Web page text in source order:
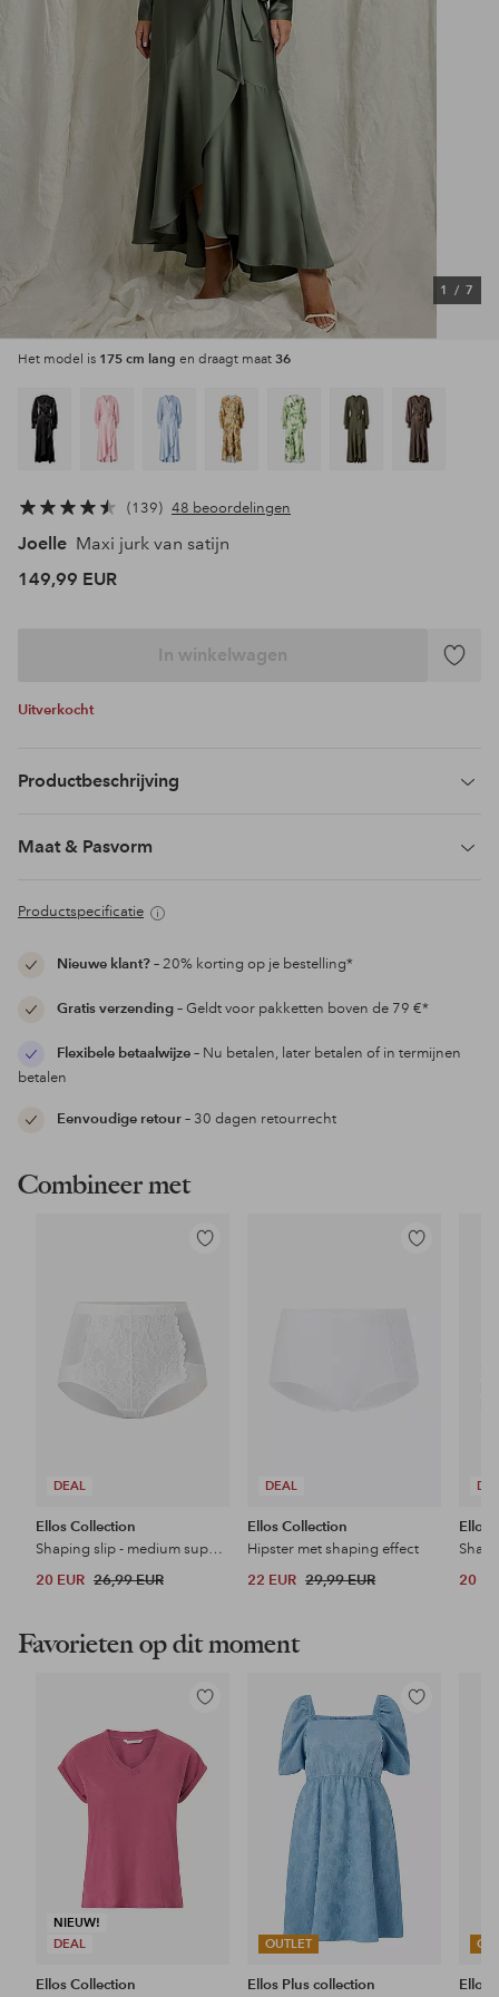
1 / 7
Het model is 175 cm lang en draagt maat 36
139 48 beoordelingen
Joelle Maxi jurk van satijn
149,99 EUR
In winkelwagen
Uitverkocht
Productbeschrijving
Maat & Pasvorm
Productspecificatie
Nieuwe klant?– 20% korting op je bestelling*
Gratis verzending– Geldt voor pakketten boven de 79 €*
Flexibele betaalwijze– Nu betalen, later betalen of in termijnen
betalen
Eenvoudige retour– 30 dagen retourrecht
Combineer met
DEAL
Toevoegen
Ellos Collection
Shaping slip - medium support
20 EUR 26,99 EUR
DEAL
Toevoegen
Ellos Collection
Hipster met shaping effect
22 EUR 29,99 EUR
Ellos
20
Favorieten op dit moment
NIEUW!
DEAL
Toevoegen
favorieten
Ellos Collection
OUTLET
Toevoegen
aan
favorieten
Ellos Plus collection Ellos